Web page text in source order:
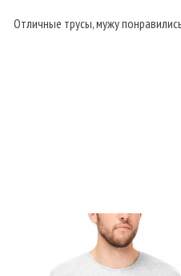
Отличные трусы, мужу